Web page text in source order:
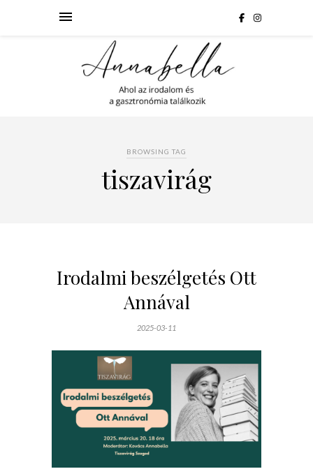
BROWSING TAG
tiszavirág
Irodalmi beszélgetés Ott
Annával
2025-03-11